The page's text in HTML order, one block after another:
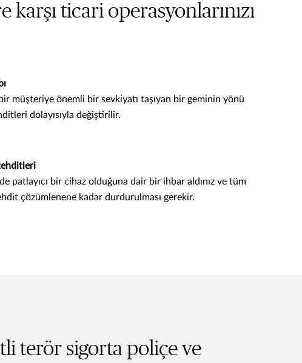
karşı ticari operasyonlarınızı
müşteriye önemli bir sevkiyatı taşıyan bir geminin yönü
dolayısıyla değiştirilir.
patlayıcı bir cihaz olduğuna dair bir ihbar aldınız ve tüm
çözümlenene kadar durdurulması gerekir.
terör sigorta poliçe ve